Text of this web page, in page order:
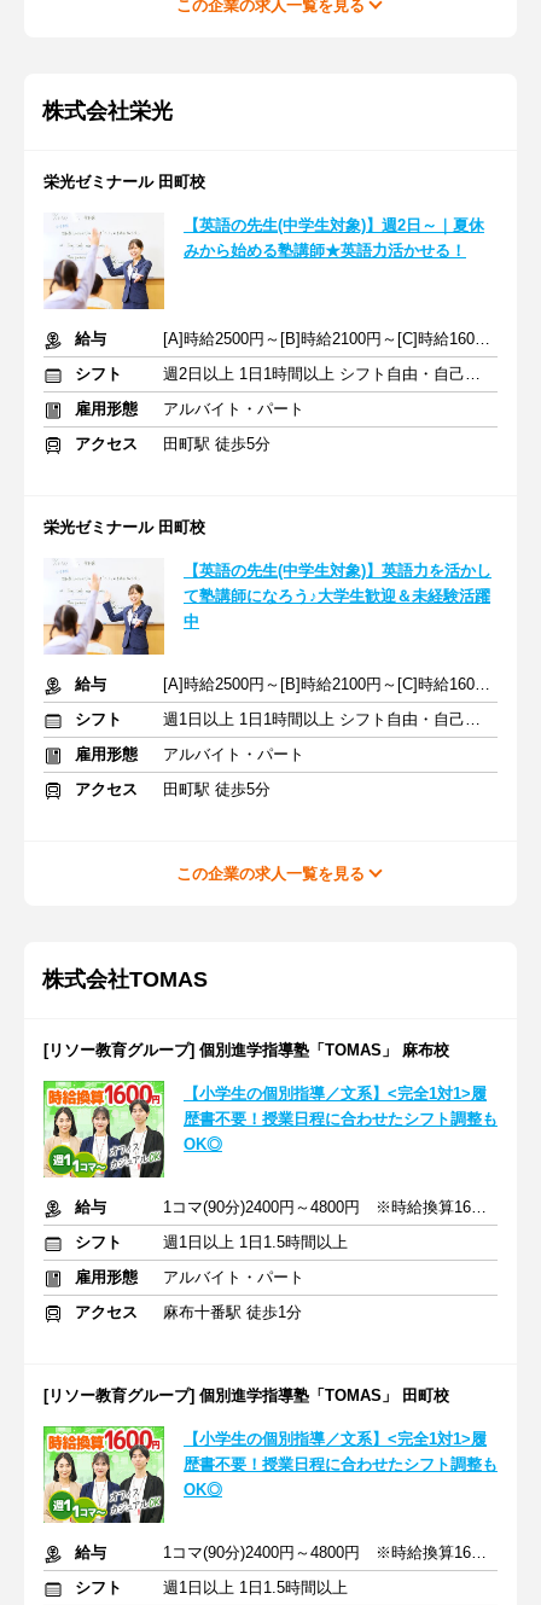
この企業の求人一覧を見る
株式会社栄光
栄光ゼミナール 田町校
【英語の先生(中学生対象)】週2日～｜夏休
みから始める塾講師★英語力活かせる！
給与
[A]時給2500円～[B]時給2100円～[C]時給1600円～ ※生徒数による
シフト
週2日以上 1日1時間以上 シフト自由・自己申告
雇用形態
アルバイト・パート
アクセス
田町駅 徒歩5分
栄光ゼミナール 田町校
【英語の先生(中学生対象)】英語力を活かし
て塾講師になろう♪大学生歓迎＆未経験活躍
中
給与
[A]時給2500円～[B]時給2100円～[C]時給1600円～ ※生徒数による
シフト
週1日以上 1日1時間以上 シフト自由・自己申告
雇用形態
アルバイト・パート
アクセス
田町駅 徒歩5分
この企業の求人一覧を見る
株式会社TOMAS
[リソー教育グループ] 個別進学指導塾「TOMAS」 麻布校
【小学生の個別指導／文系】<完全1対1>履
歴書不要！授業日程に合わせたシフト調整も
OK◎
給与
1コマ(90分)2400円～4800円 ※時給換算1600円～3200円
シフト
週1日以上 1日1.5時間以上
雇用形態
アルバイト・パート
アクセス
麻布十番駅 徒歩1分
[リソー教育グループ] 個別進学指導塾「TOMAS」 田町校
【小学生の個別指導／文系】<完全1対1>履
歴書不要！授業日程に合わせたシフト調整も
OK◎
給与
1コマ(90分)2400円～4800円 ※時給換算1600円～3200円
シフト
週1日以上 1日1.5時間以上